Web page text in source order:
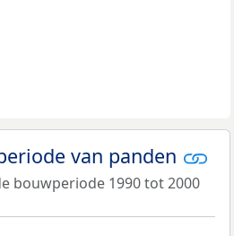
van panden
bouwperiode 1990 tot 2000